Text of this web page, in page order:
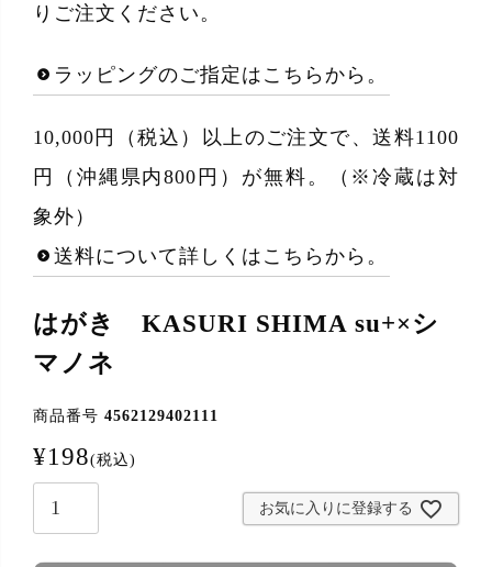
りご注文ください。
ラッピングのご指定はこちらから。
10,000円（税込）以上のご注文で、送料1100
円（沖縄県内800円）が無料。（※冷蔵は対
象外）
送料について詳しくはこちらから。
はがき KASURI SHIMA su+×シ
マノネ
商品番号 4562129402111
¥198 税込
お気に入りに登録する